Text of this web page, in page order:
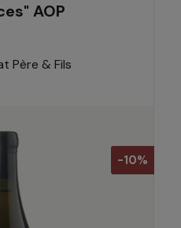
AOP
Père & Fils
-10%